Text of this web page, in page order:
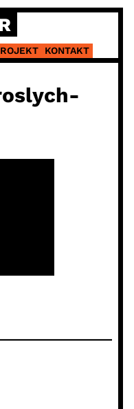
KONTAKT